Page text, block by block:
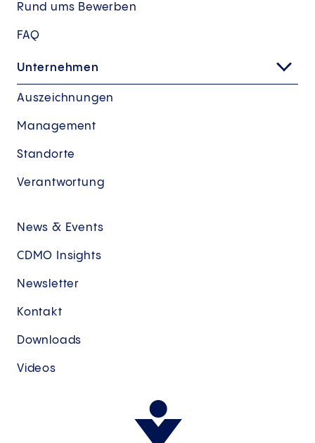
Rund ums Bewerben
FAQ
Unternehmen
Auszeichnungen
Management
Standorte
Verantwortung
News & Events
CDMO Insights
Newsletter
Kontakt
Downloads
Videos